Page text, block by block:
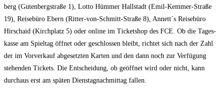
berg (Guten­berg­stra­ße 1), Lot­to Hüm­mer Hall­stadt (Emil-Kem­mer-Stra­ße
19), Rei­se­bü­ro Ebern (Rit­ter-von-Schmitt-Stra­ße 8), Annett´s Rei­se­bü­ro
Hirschaid (Kirch­platz 5) oder online im Ticket­shop des FCE. Ob die Tages­
kas­se am Spiel­tag öff­net oder geschlos­sen bleibt, rich­tet sich nach der Zahl
der im Vor­ver­kauf abge­setz­ten Kar­ten und den dann noch zur Ver­fü­gung
ste­hen­den Tickets. Die Ent­schei­dung, ob geöff­net wird oder nicht, kann
durch­aus erst am spä­ten Diens­tag­nach­mit­tag fallen.